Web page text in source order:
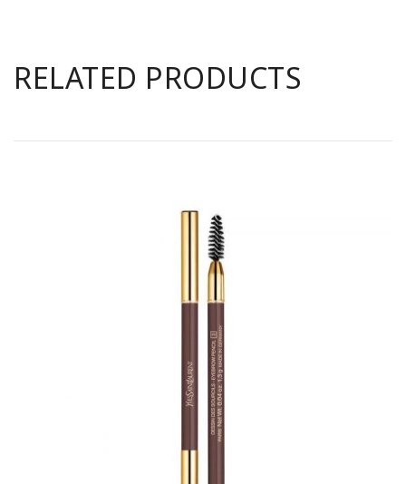
RELATED PRODUCTS